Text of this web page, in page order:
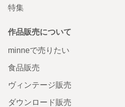
特集
作品販売について
minneで売りたい
食品販売
ヴィンテージ販売
ダウンロード販売